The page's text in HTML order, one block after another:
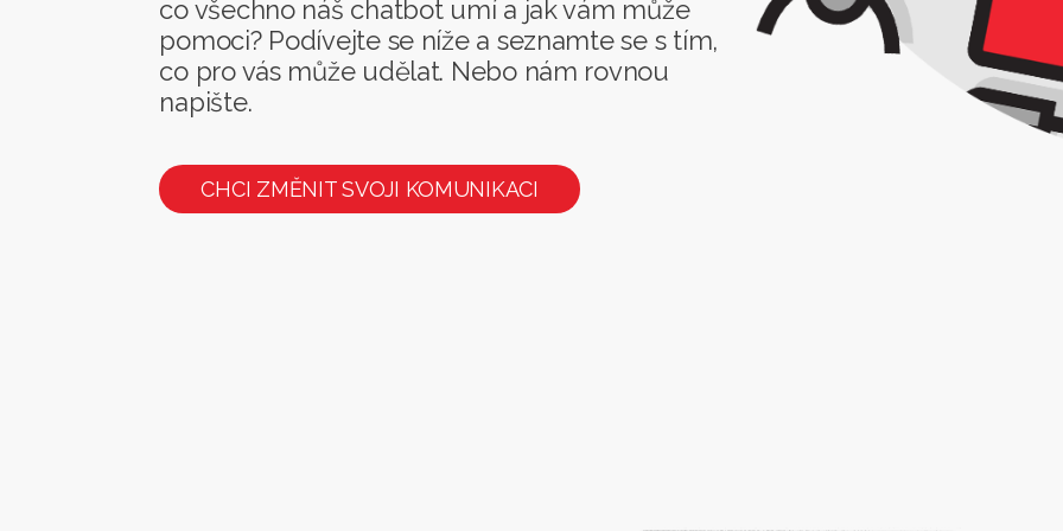
co všechno náš chatbot umí a jak vám může
pomoci? Podívejte se níže a seznamte se s tím,
co pro vás může udělat. Nebo nám rovnou
napište.
CHCI ZMĚNIT SVOJI KOMUNIKACI